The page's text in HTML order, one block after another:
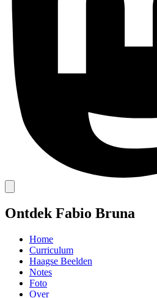
Ontdek Fabio Bruna
Home
Curriculum
Haagse Beelden
Notes
Foto
Over